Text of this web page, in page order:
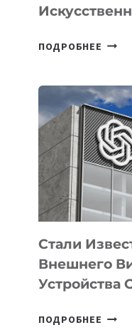
ПОДРОБНЕЕ В
ПО
Стали
Внешнего
Устройства
ПОДРОБНЕЕ СТАЛИ